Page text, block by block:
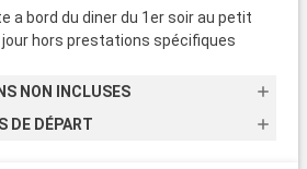
a bord du diner du 1er soir au petit
jour hors prestations spécifiques
NON INCLUSES
DE DÉPART